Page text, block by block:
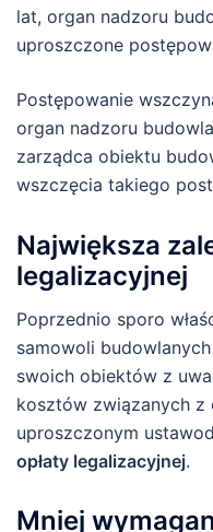
lat, organ nadzoru
uproszczone
Postępowanie
organ nadzoru
zarządca obiektu
wszczęcia takiego
Największa
legalizacyjnej
Poprzednio sporo
samowoli
swoich obiektów z
kosztów związanych z
uproszczonym
opłaty legalizacyjnej.
Mniej